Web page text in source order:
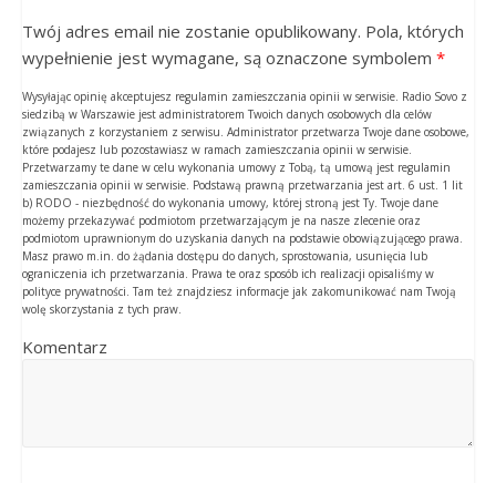
Twój adres email nie zostanie opublikowany. Pola, których
wypełnienie jest wymagane, są oznaczone symbolem *
Wysyłając opinię akceptujesz regulamin zamieszczania opinii w serwisie. Radio Sovo z
siedzibą w Warszawie jest administratorem Twoich danych osobowych dla celów
związanych z korzystaniem z serwisu. Administrator przetwarza Twoje dane osobowe,
które podajesz lub pozostawiasz w ramach zamieszczania opinii w serwisie.
Przetwarzamy te dane w celu wykonania umowy z Tobą, tą umową jest regulamin
zamieszczania opinii w serwisie. Podstawą prawną przetwarzania jest art. 6 ust. 1 lit
b) RODO - niezbędność do wykonania umowy, której stroną jest Ty. Twoje dane
możemy przekazywać podmiotom przetwarzającym je na nasze zlecenie oraz
podmiotom uprawnionym do uzyskania danych na podstawie obowiązującego prawa.
Masz prawo m.in. do żądania dostępu do danych, sprostowania, usunięcia lub
ograniczenia ich przetwarzania. Prawa te oraz sposób ich realizacji opisaliśmy w
polityce prywatności. Tam też znajdziesz informacje jak zakomunikować nam Twoją
wolę skorzystania z tych praw.
Komentarz